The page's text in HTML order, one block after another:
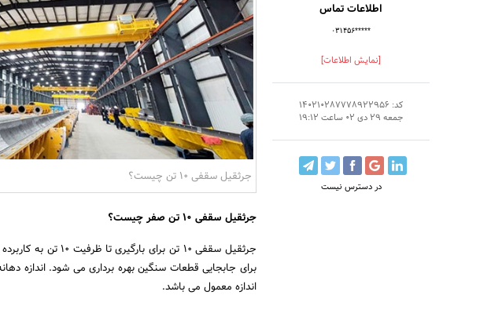
اطلاعات تماس
۰۳۱۴۵۶*****
[نمایش اطلاعات]
کد: 140210287778922956
جمعه 29 دی 02 ساعت 19:12
در دسترس نیست
جرثقیل سقفی ۱۰ تن چیست؟
جرثقیل سقفی ۱۰ تن صفر چیست؟
جرثقیل سقفی ۱۰ تن
برای جابجایی قطعات سنگین بهره برداری می شود. اندازه
اندازه معمول می باشد.